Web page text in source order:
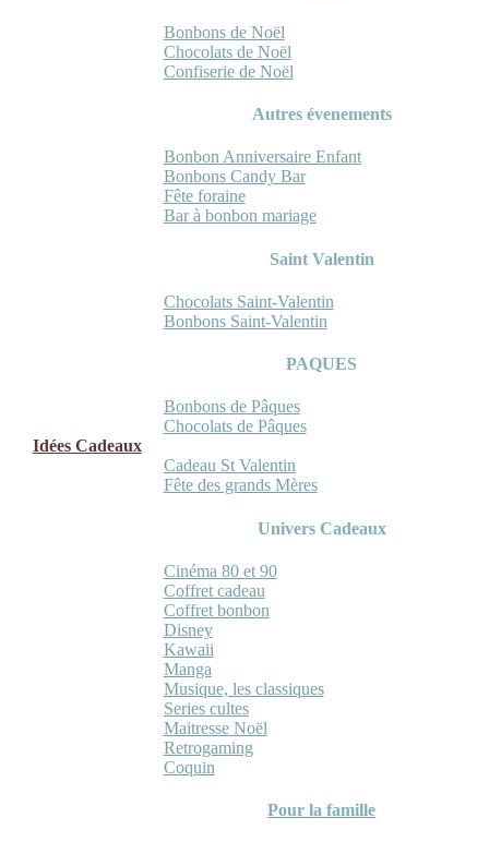
Bonbons de Noël
Chocolats de Noël
Confiserie de Noël
Autres évenements
Bonbon Anniversaire Enfant
Bonbons Candy Bar
Fête foraine
Bar à bonbon mariage
Saint Valentin
Chocolats Saint-Valentin
Bonbons Saint-Valentin
PAQUES
Bonbons de Pâques
Chocolats de Pâques
Idées Cadeaux
Cadeau St Valentin
Fête des grands Mères
Univers Cadeaux
Cinéma 80 et 90
Coffret cadeau
Coffret bonbon
Disney
Kawaii
Manga
Musique, les classiques
Series cultes
Maitresse Noël
Retrogaming
Coquin
Pour la famille